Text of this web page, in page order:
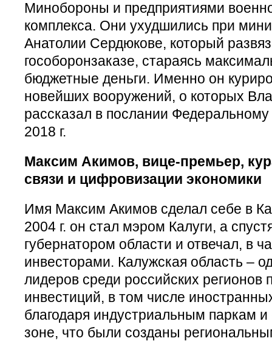
Минобороны и предприятиями
комплекса. Они ухудшились при
Анатолии Сердюкове, который
гособоронзаказе, стараясь
бюджетные деньги. Именно он
новейших вооружений, о которых
рассказал в послании
2018 г.
Максим Акимов, вице-премьер,
связи и цифровизации экономики
Имя Максим Акимов сделал себе в
2004 г. он стал мэром Калуги, а
губернатором области и отвечал, в
инвесторами. Калужская область –
лидеров среди российских регионов
инвестиций, в том числе
благодаря индустриальным паркам
зоне, что были созданы